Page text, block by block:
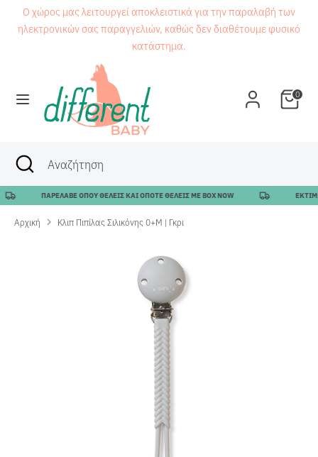
Μετάβαση
Ο χώρος μας λειτουργεί αποκλειστικά για την παραλαβή των
ηλεκτρονικών σας παραγγελιών, καθώς δεν διαθέτουμε φυσικό
κατάστημα.
0
Αναζήτηση
ΑναζήτησηΑναζήτηση
Κλείσιμο
αναζήτησης
ΠΑΡΕΛΑΒΕ ΟΠΟΥ ΘΕΛΕΙΣ ΚΑΙ ΟΠΟΤΕ ΘΕΛΕΙΣ ΜΕ BOX NOW
Αρχική Κλιπ Πιπίλας Σιλικόνης 0+M | Γκρι